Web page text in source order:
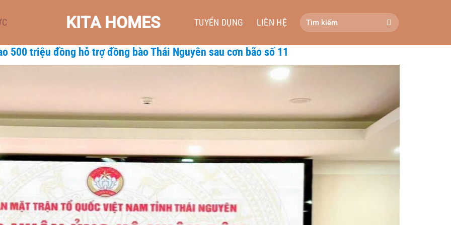
KITA HOMES TUYỂN DỤNG LIÊN HỆ
500 triệu đồng hỗ trợ đồng bào Thái Nguyên sau cơn bão số 11